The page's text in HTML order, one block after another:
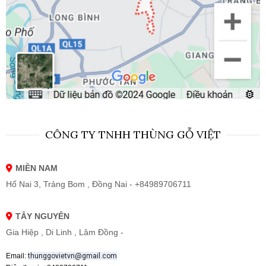
CÔNG TY TNHH THÙNG GỖ VIỆT
MIỀN NAM
Hố Nai 3, Trảng Bom , Đồng Nai - +84989706711
TÂY NGUYÊN
Gia Hiệp , Di Linh , Lâm Đồng -
Email:thunggovietvn@gmail.com